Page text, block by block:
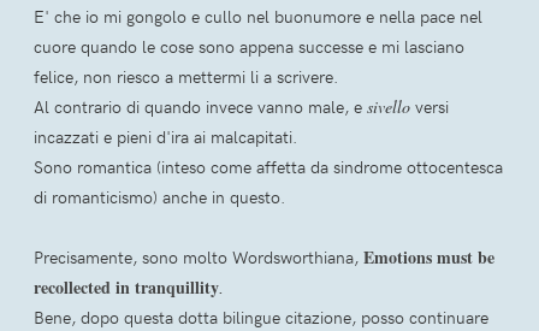
E' che io mi gongolo e cullo nel buonumore e nella pace nel
cuore quando le cose sono appena successe e mi lasciano
felice, non riesco a mettermi li a scrivere.
Al contrario di quando invece vanno male, e sivello versi
incazzati e pieni d'ira ai malcapitati.
Sono romantica (inteso come affetta da sindrome ottocentesca
di romanticismo) anche in questo.
Precisamente, sono molto Wordsworthiana, Emotions must be
recollected in tranquillity
Bene, dopo questa dotta bilingue citazione, posso continuare